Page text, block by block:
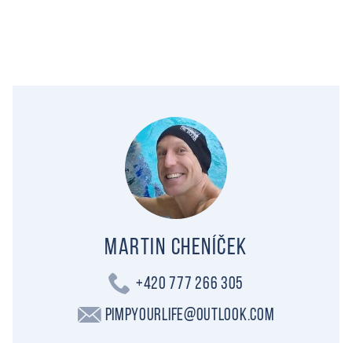
Martin Cheníček
+420 777 266 305
PimpYourLife@outlook.com